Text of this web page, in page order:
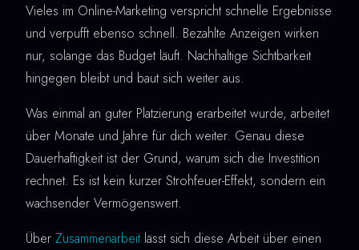
Vieles im Online-Marketing verspricht schnelle Ergebnisse
und verpufft ebenso schnell. Bezahlte Anzeigen wirken
nur, solange das Budget läuft. Nachhaltige Sichtbarkeit
hingegen bleibt und baut sich weiter aus.
Was einmal an guter Platzierung erarbeitet wurde, arbeitet
über Monate und Jahre für dich weiter. Genau diese
Dauerhaftigkeit ist der Grund, warum sich die Investition
rechnet. Es ist kein kurzer Strohfeuer-Effekt, sondern ein
wachsender Vermögenswert.
Über Zusammenarbeit lässt sich diese Arbeit über einen